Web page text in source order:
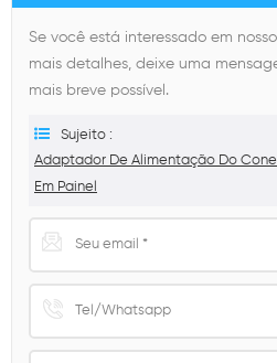
Se você está interessado em
mais detalhes, deixe uma
mais breve possível.
Sujeito :
Adaptador De Alimentação Do
Em Painel